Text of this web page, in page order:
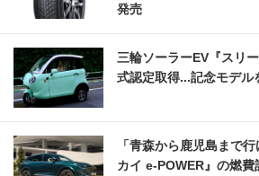
発売
三輪ソーラーEV『スリ
式認定取得...記念モデル
「青森から鹿児島まで
カイ e-POWER』の燃